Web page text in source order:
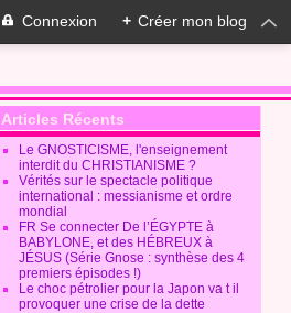
Connexion + Créer mon blog
Articles Récents
Le GNOSTICISME, l'enseignement
interdit du CHRISTIANISME ?
Vérités sur le spectacle politique
international : messianisme et ordre
mondial
FR Se connecter De l’ÉGYPTE à
BABYLONE, et des HÉBREUX à
JÉSUS (Série Gnose : synthèse des 4
premiers épisodes !)
Le choc pétrolier pour la Japon va t il
provoquer une crise de la dette